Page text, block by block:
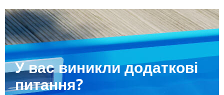
У вас виникли додаткові
питання?